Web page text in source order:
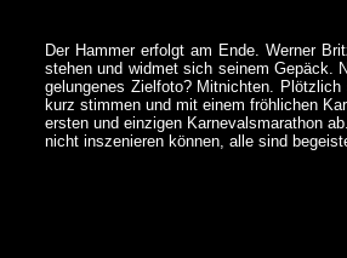
Der Hammer erfolgt am Ende. Werner
stehen und widmet sich seinem Gepäck.
gelungenes Zielfoto? Mitnichten.
kurz stimmen und mit einem fröhlichen
ersten und einzigen Karnevalsmarathon
nicht inszenieren können, alle sind